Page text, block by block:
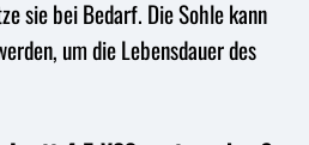
sie bei Bedarf. Die Sohle kann
um die Lebensdauer des